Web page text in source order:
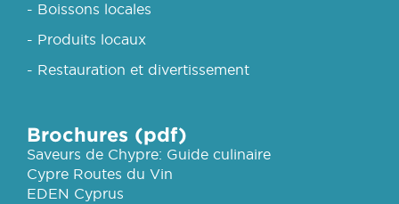
- Boissons locales
- Produits locaux
- Restauration et divertissement
Brochures (pdf)
Saveurs de Chypre: Guide culinaire
Cypre Routes du Vin
EDEN Cyprus